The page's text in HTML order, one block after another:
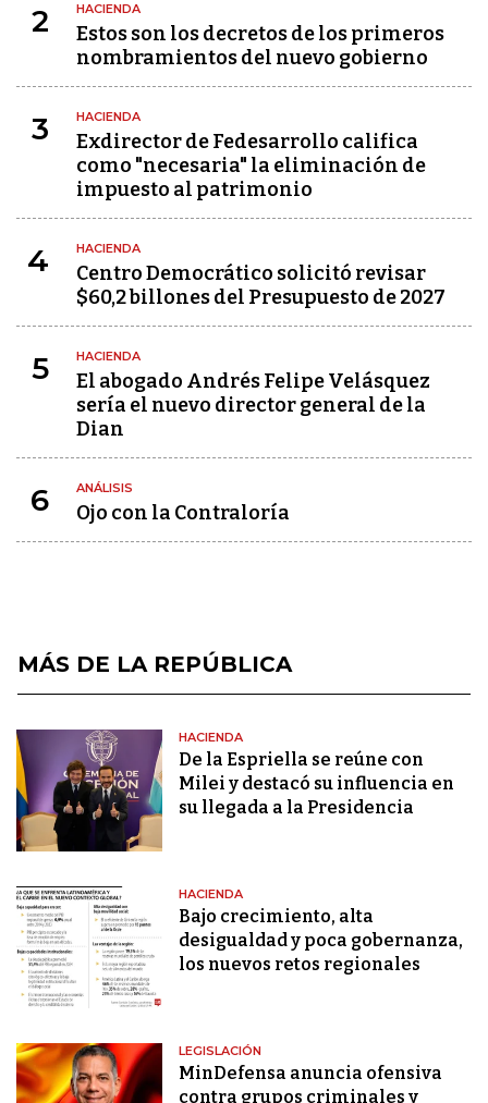
2 HACIENDA
Estos son los decretos de los primeros
nombramientos del nuevo gobierno
3 HACIENDA
Exdirector de Fedesarrollo califica
como "necesaria" la eliminación de
impuesto al patrimonio
4 HACIENDA
Centro Democrático solicitó revisar
$60,2 billones del Presupuesto de 2027
5 HACIENDA
El abogado Andrés Felipe Velásquez
sería el nuevo director general de la
Dian
6 ANÁLISIS
Ojo con la Contraloría
MÁS DE LA REPÚBLICA
HACIENDA
De la Espriella se reúne con
Milei y destacó su influencia en
su llegada a la Presidencia
HACIENDA
Bajo crecimiento, alta
desigualdad y poca gobernanza,
los nuevos retos regionales
LEGISLACIÓN
MinDefensa anuncia ofensiva
contra grupos criminales y